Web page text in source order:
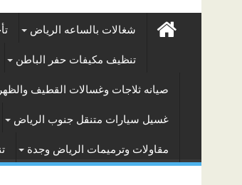
شغالات بالساعه الرياض
تنظيف مكيفات حفر الباطن
صيانه ثلاجات وغسالات القطيف
غسيل سيارات متنقل جنوب الرياض
مقاولات وترميمات الرياض وجدة